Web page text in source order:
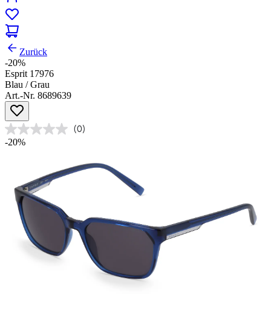
Zurück
-20%
Esprit 17976
Blau / Grau
Art.-Nr. 8689639
(0)
-20%